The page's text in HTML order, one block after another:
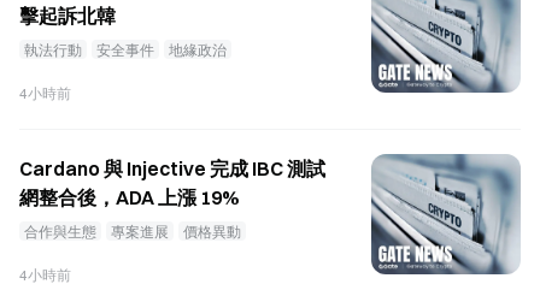
束後的 9 月進行。Lummis 表示，她的承諾源自這樣
的看法：數位資產公司需要可預測的聯邦規則，才能
在美國營運，而消費者需要更強的防詐騙保護。這次
延遲是在歷經 11 個月談判後發生的，談判產生了超
CLARITY Act 表決延後至 8 月休會期結束後的 9 月 參
議院多數黨領袖 John Thune 於 8 月 7 日確認，該院將
把 CLARITY Act 的表決延後至 8 月休會期結束後的 9
月進行。就在她於 8 月 7 日發表聲明的兩天前，
Lummis 原本預期參議員會留在華盛頓直到週末，以
擊起訴北韓
執法行動 安全事件 地緣政治
4小時前
Cardano 與 Injective 完成 IBC 測試
網整合後，ADA 上漲 19%
合作與生態 專案進展 價格異動
4小時前